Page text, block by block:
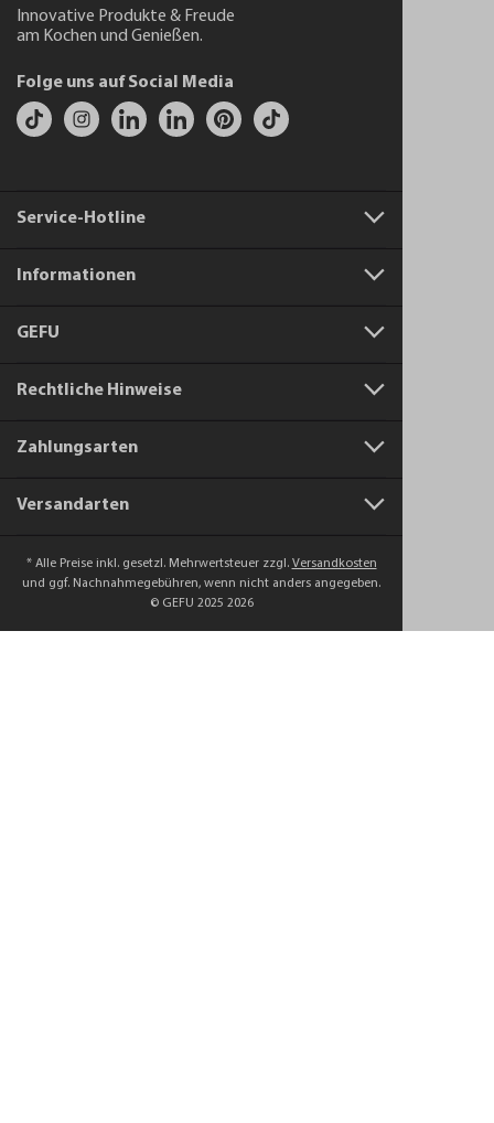
Innovative Produkte & Freude
am Kochen und Genießen.
Folge uns auf Social Media
Service-Hotline
Informationen
GEFU
Rechtliche Hinweise
Zahlungsarten
Versandarten
* Alle Preise inkl. gesetzl. Mehrwertsteuer zzgl. Versandkosten
und ggf. Nachnahmegebühren, wenn nicht anders angegeben.
© GEFU 2025 2026